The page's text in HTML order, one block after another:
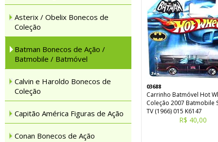
Asterix / Obelix Bonecos de
Coleção
Batman Bonecos de Ação /
Batmobile / Batmóvel
Calvin e Haroldo Bonecos de
Coleção
Capitão América Figuras de Ação
Conan Bonecos de Ação
03688
Carrinho Batmóvel Hot
Coleção 2007 Batmobile
TV (1966) 015 K6147
R$ 40,00